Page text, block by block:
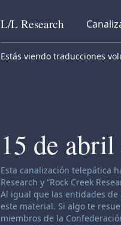
Skip to content
L/L Research
Estás viendo traducciones
15 de
Descargo de
Esta canalización telepática
Research y “Rock Creek
Al igual que las entidades
este material. Si algo te
miembros de la